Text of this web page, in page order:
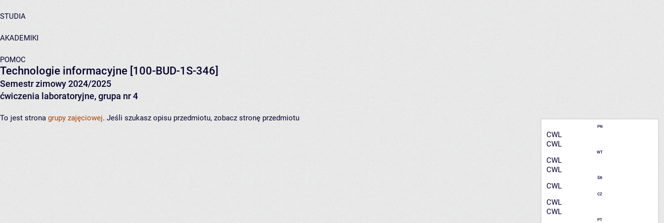
STUDIA
AKADEMIKI
POMOC
Technologie informacyjne [100-BUD-1S-346]
Semestr zimowy 2024/2025
ćwiczenia laboratoryjne, grupa nr 4
PN
CWL
CWL
WT
CWL
CWL
ŚR
CWL
CZ
CWL
CWL
PT
To jest strona grupy zajęciowej. Jeśli szukasz opisu przedmiotu, zobacz stronę przedmiotu